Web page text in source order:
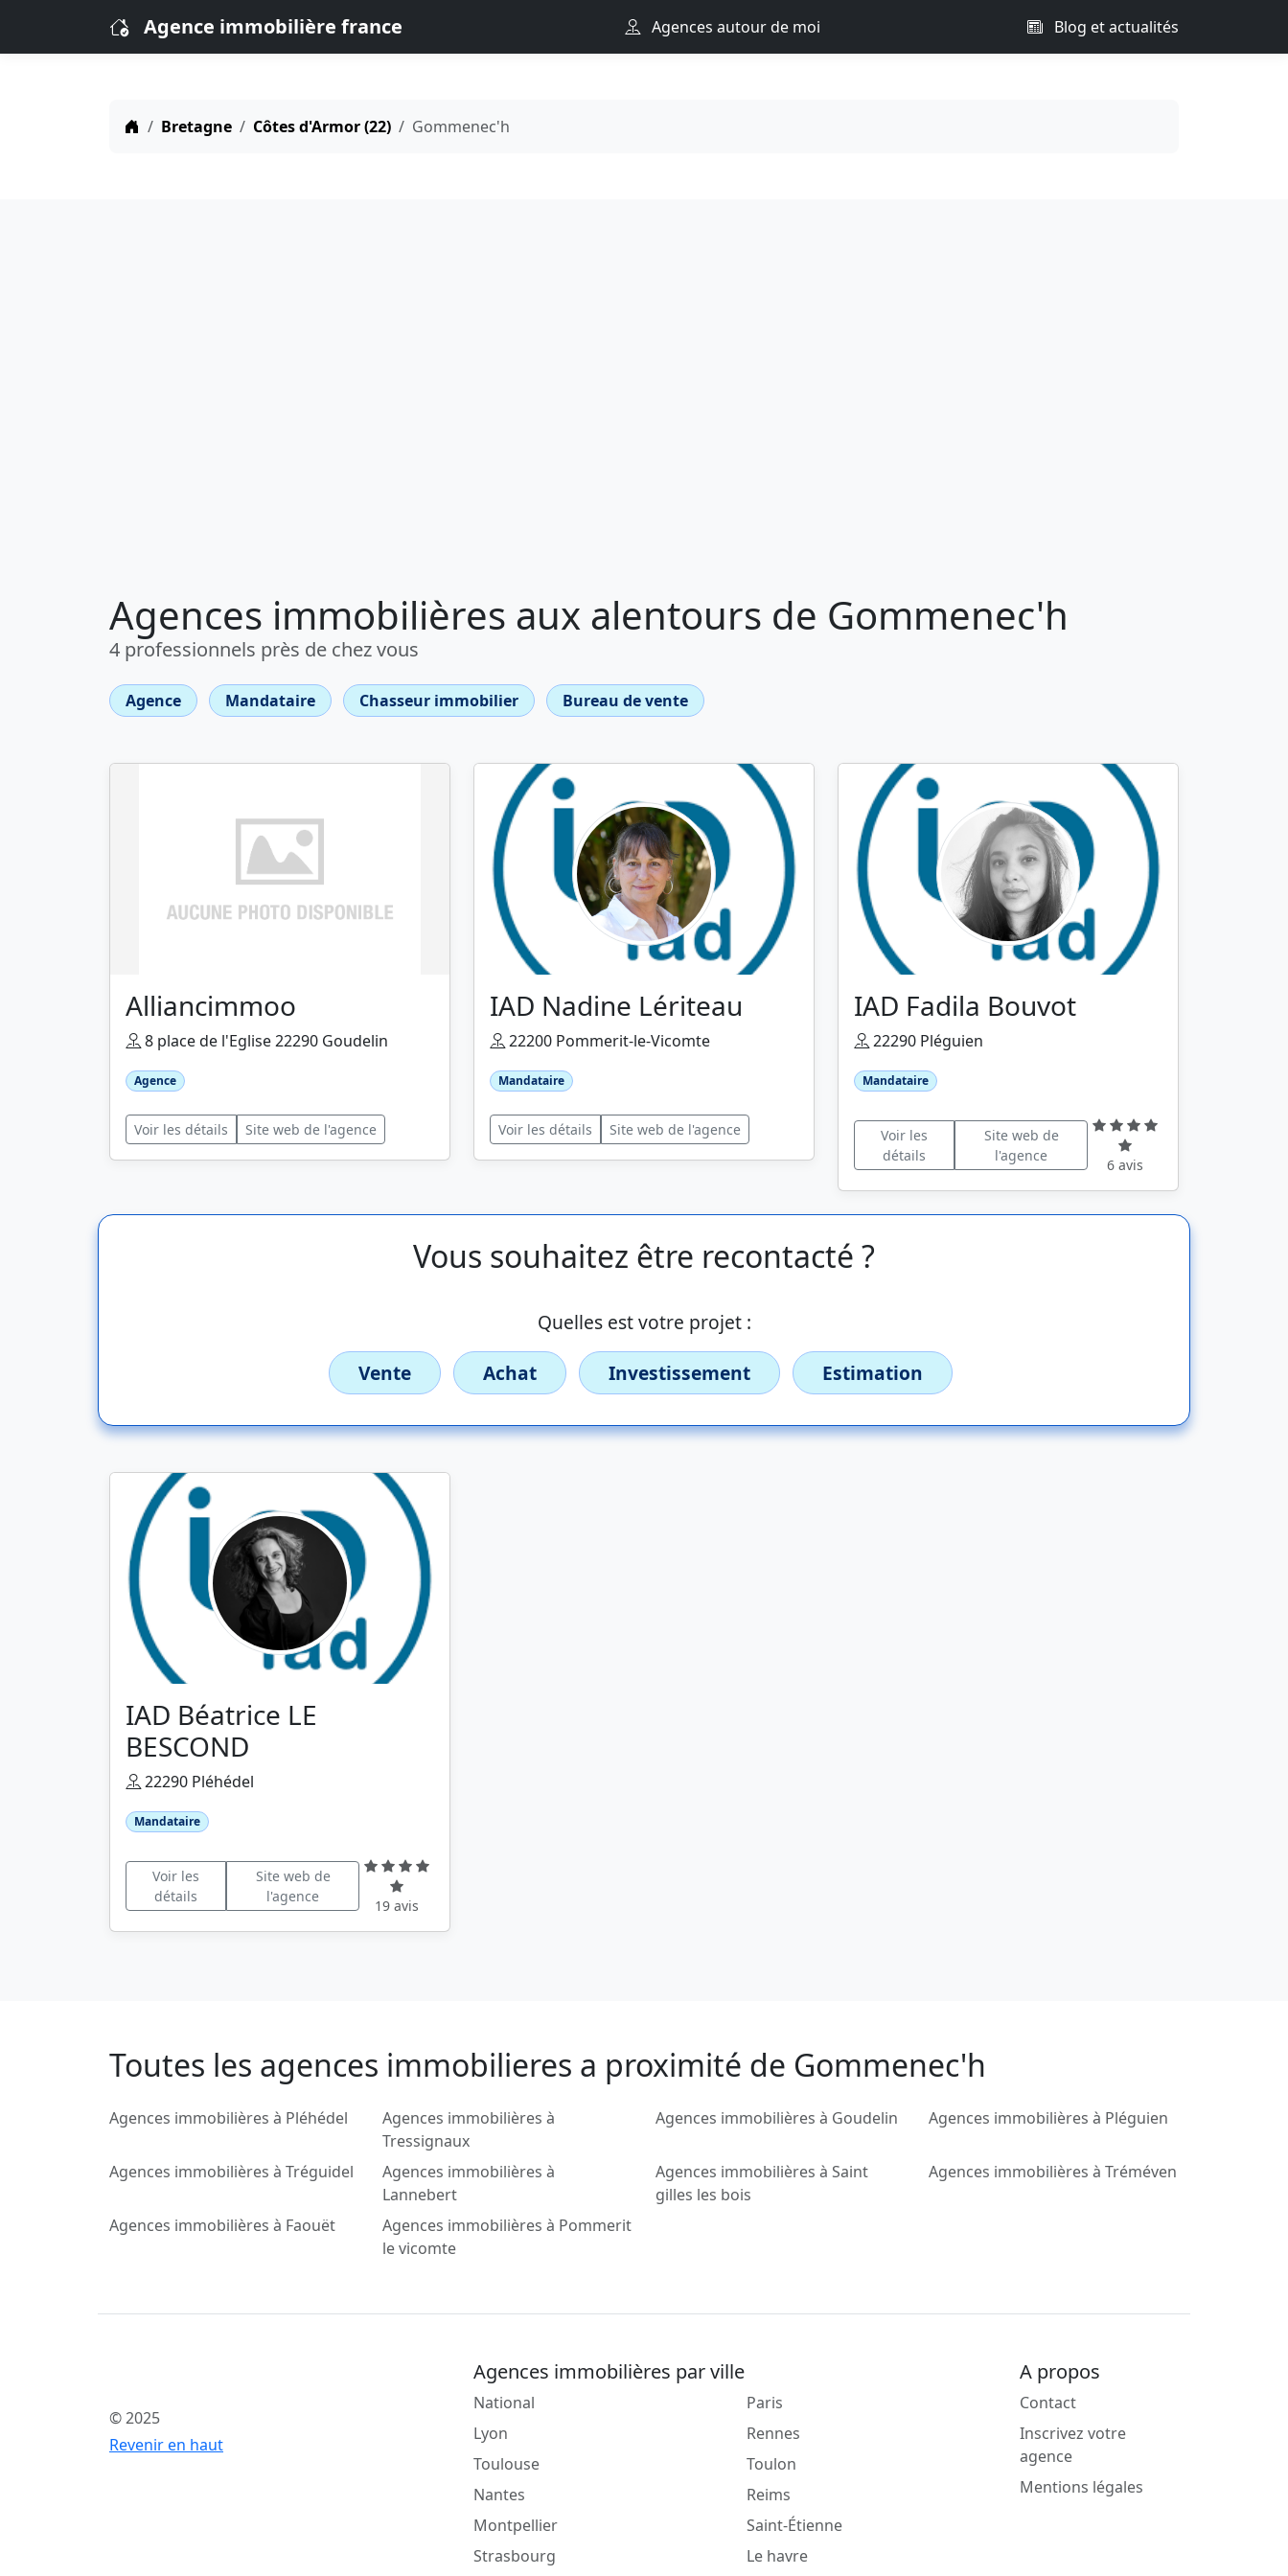
Agence immobilière france Agences autour de moi Blog et actualités
Bretagne Côtes d'Armor (22) Gommenec'h
Agences immobilières aux alentours de Gommenec'h
4 professionnels près de chez vous
Agence Mandataire Chasseur immobilier Bureau de vente
Alliancimmoo
8 place de l'Eglise 22290 Goudelin
Agence
Voir les détails Site web de l'agence
IAD Nadine Lériteau
22200 Pommerit-le-Vicomte
Mandataire
Voir les détails Site web de l'agence
IAD Fadila Bouvot
22290 Pléguien
Mandataire
Voir les
détails
Site web de
l'agence
6 avis
Vous souhaitez être recontacté ?
Quelles est votre projet :
Vente
Achat Investissement Estimation
IAD Béatrice LE
BESCOND
22290 Pléhédel
Mandataire
Voir les
détails
Site web de
l'agence
19 avis
Toutes les agences immobilieres a proximité de Gommenec'h
Agences immobilières à Pléhédel
Agences immobilières à
Tressignaux
Agences immobilières à Goudelin Agences immobilières à Pléguien
Agences immobilières à Tréguidel
Agences immobilières à
Lannebert
Agences immobilières à Saint
gilles les bois
Agences immobilières à Tréméven
Agences immobilières à Faouët
Agences immobilières à Pommerit
le vicomte
© 2025
Revenir en haut
Agences immobilières par ville
National
Lyon
Toulouse
Nantes
Montpellier
Strasbourg
Paris
Rennes
Toulon
Reims
Saint-Étienne
Le havre
A propos
Contact
Inscrivez votre
agence
Mentions légales